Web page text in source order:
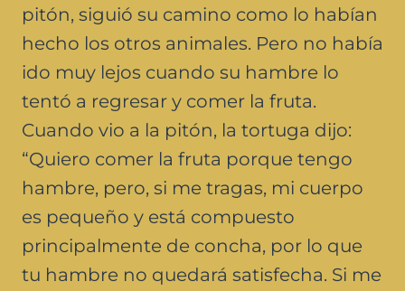
pitón, siguió su camino como lo habían
hecho los otros animales. Pero no había
ido muy lejos cuando su hambre lo
tentó a regresar y comer la fruta.
Cuando vio a la pitón, la tortuga dijo:
“Quiero comer la fruta porque tengo
hambre, pero, si me tragas, mi cuerpo
es pequeño y está compuesto
principalmente de concha, por lo que
tu hambre no quedará satisfecha. Si me